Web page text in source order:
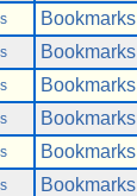
Bookmarks
Bookmarks
Bookmarks
Bookmarks
Bookmarks
Bookmarks